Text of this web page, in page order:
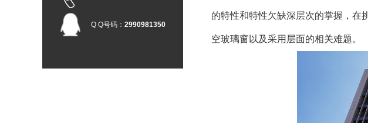
Q Q号码： 2990981350
的特性和特性欠缺深层次的掌握，在
空玻璃窗以及采用层面的相关难题。